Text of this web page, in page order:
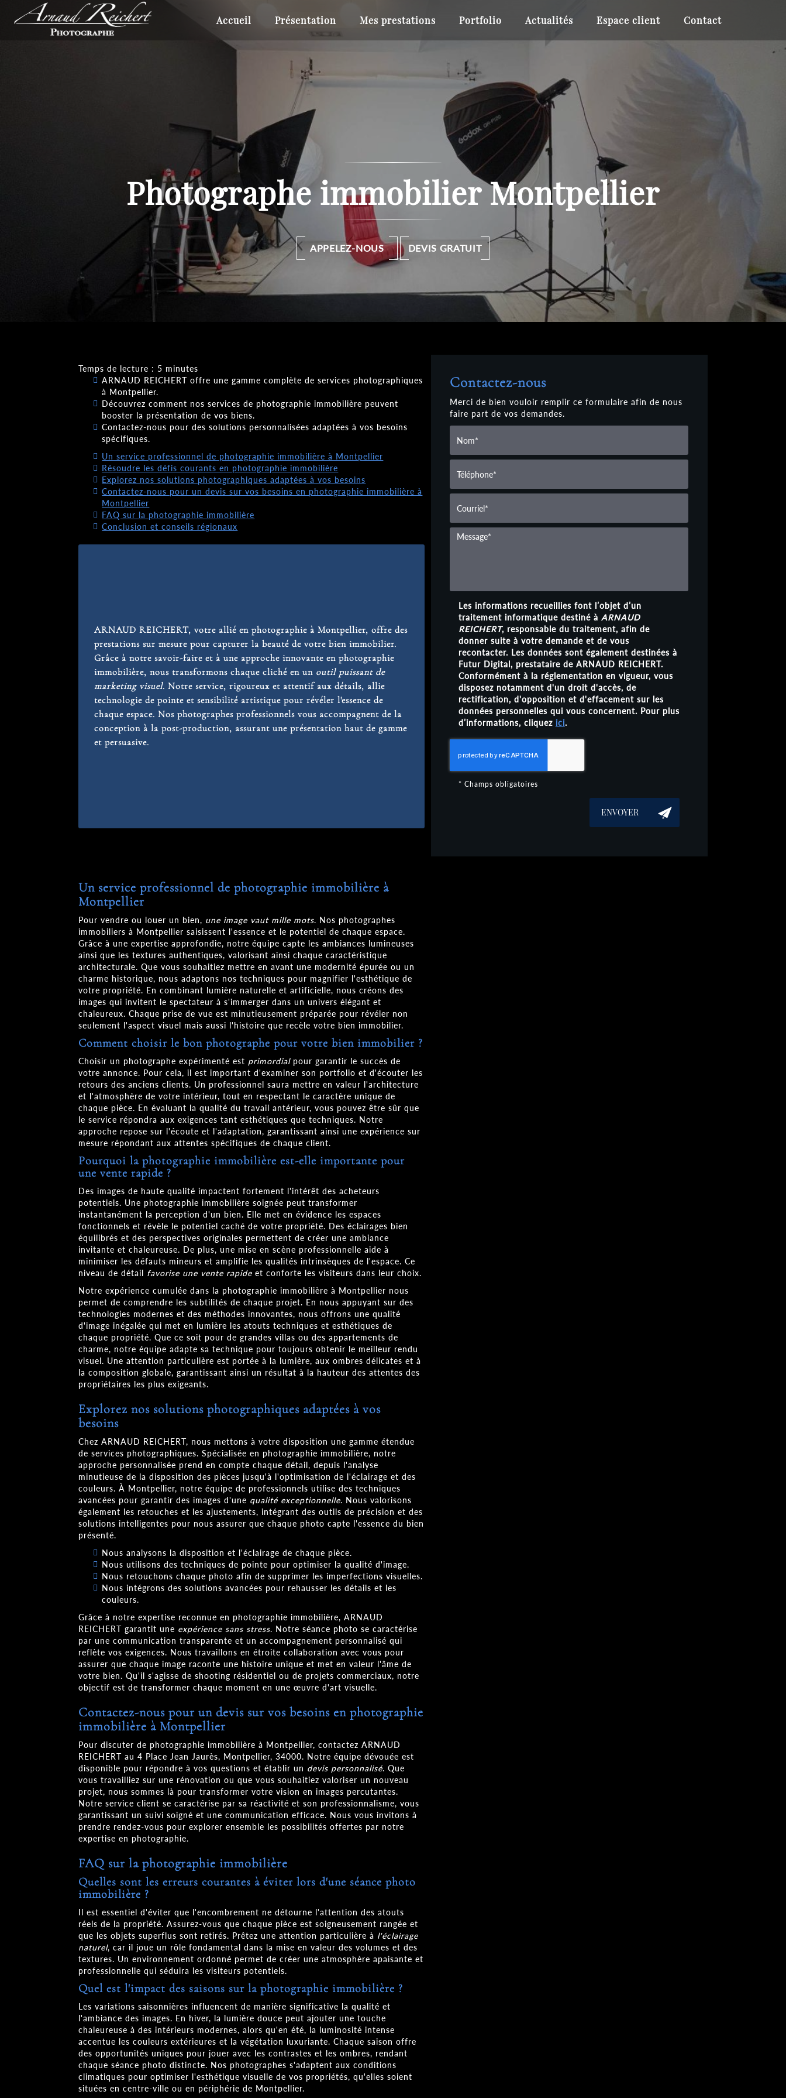
Accueil Présentation Mes prestations Portfolio Actualités Espace client Contact
Photographe immobilier Montpellier
APPELEZ-NOUS DEVIS GRATUIT
Temps de lecture : 5 minutes
ARNAUD REICHERT offre une gamme complète de services photographiques
à Montpellier.
Découvrez comment nos services de photographie immobilière peuvent
booster la présentation de vos biens.
Contactez-nous pour des solutions personnalisées adaptées à vos besoins
spécifiques.
Un service professionnel de photographie immobilière à Montpellier
Résoudre les défis courants en photographie immobilière
Explorez nos solutions photographiques adaptées à vos besoins
Contactez-nous pour un devis sur vos besoins en photographie immobilière à
Montpellier
FAQ sur la photographie immobilière
Conclusion et conseils régionaux
ARNAUD REICHERT, votre allié en photographie à Montpellier, offre des
prestations sur mesure pour capturer la beauté de votre bien immobilier.
Grâce à notre savoir-faire et à une approche innovante en photographie
immobilière, nous transformons chaque cliché en un outil puissant de
marketing visuel. Notre service, rigoureux et attentif aux détails, allie
technologie de pointe et sensibilité artistique pour révéler l'essence de
chaque espace. Nos photographes professionnels vous accompagnent de la
conception à la post-production, assurant une présentation haut de gamme
et persuasive.
Un service professionnel de photographie immobilière à
Montpellier
Pour vendre ou louer un bien, une image vaut mille mots. Nos photographes
immobiliers à Montpellier saisissent l'essence et le potentiel de chaque espace.
Grâce à une expertise approfondie, notre équipe capte les ambiances lumineuses
ainsi que les textures authentiques, valorisant ainsi chaque caractéristique
architecturale. Que vous souhaitiez mettre en avant une modernité épurée ou un
charme historique, nous adaptons nos techniques pour magnifier l'esthétique de
votre propriété. En combinant lumière naturelle et artificielle, nous créons des
images qui invitent le spectateur à s'immerger dans un univers élégant et
chaleureux. Chaque prise de vue est minutieusement préparée pour révéler non
seulement l'aspect visuel mais aussi l'histoire que recèle votre bien immobilier.
Comment choisir le bon photographe pour votre bien immobilier ?
Choisir un photographe expérimenté est primordialpour garantir le succès de
votre annonce. Pour cela, il est important d'examiner son portfolio et d'écouter les
retours des anciens clients. Un professionnel saura mettre en valeur l'architecture
et l'atmosphère de votre intérieur, tout en respectant le caractère unique de
chaque pièce. En évaluant la qualité du travail antérieur, vous pouvez être sûr que
le service répondra aux exigences tant esthétiques que techniques. Notre
approche repose sur l'écoute et l'adaptation, garantissant ainsi une expérience sur
mesure répondant aux attentes spécifiques de chaque client.
Pourquoi la photographie immobilière est-elle importante pour
une vente rapide ?
Des images de haute qualité impactent fortement l'intérêt des acheteurs
potentiels. Une photographie immobilière soignée peut transformer
instantanément la perception d'un bien. Elle met en évidence les espaces
fonctionnels et révèle le potentiel caché de votre propriété. Des éclairages bien
équilibrés et des perspectives originales permettent de créer une ambiance
invitante et chaleureuse. De plus, une mise en scène professionnelle aide à
minimiser les défauts mineurs et amplifie les qualités intrinsèques de l'espace. Ce
niveau de détail favorise une vente rapide et conforte les visiteurs dans leur choix.
Notre expérience cumulée dans la photographie immobilière à Montpellier nous
permet de comprendre les subtilités de chaque projet. En nous appuyant sur des
technologies modernes et des méthodes innovantes, nous offrons une qualité
d'image inégalée qui met en lumière les atouts techniques et esthétiques de
chaque propriété. Que ce soit pour de grandes villas ou des appartements de
charme, notre équipe adapte sa technique pour toujours obtenir le meilleur rendu
visuel. Une attention particulière est portée à la lumière, aux ombres délicates et à
la composition globale, garantissant ainsi un résultat à la hauteur des attentes des
propriétaires les plus exigeants.
Explorez nos solutions photographiques adaptées à vos
besoins
Chez ARNAUD REICHERT, nous mettons à votre disposition une gamme étendue
de services photographiques. Spécialisée en photographie immobilière, notre
approche personnalisée prend en compte chaque détail, depuis l'analyse
minutieuse de la disposition des pièces jusqu'à l'optimisation de l'éclairage et des
couleurs. À Montpellier, notre équipe de professionnels utilise des techniques
avancées pour garantir des images d'une qualité exceptionnelle. Nous valorisons
également les retouches et les ajustements, intégrant des outils de précision et des
solutions intelligentes pour nous assurer que chaque photo capte l'essence du bien
présenté.
Nous analysons la disposition et l'éclairage de chaque pièce.
Nous utilisons des techniques de pointe pour optimiser la qualité d'image.
Nous retouchons chaque photo afin de supprimer les imperfections visuelles.
Nous intégrons des solutions avancées pour rehausser les détails et les
couleurs.
Grâce à notre expertise reconnue en photographie immobilière, ARNAUD
REICHERT garantit une expérience sans stress. Notre séance photo se caractérise
par une communication transparente et un accompagnement personnalisé qui
reflète vos exigences. Nous travaillons en étroite collaboration avec vous pour
assurer que chaque image raconte une histoire unique et met en valeur l'âme de
votre bien. Qu'il s'agisse de shooting résidentiel ou de projets commerciaux, notre
objectif est de transformer chaque moment en une œuvre d'art visuelle.
Contactez-nous pour un devis sur vos besoins en photographie
immobilière à Montpellier
Pour discuter de photographie immobilière à Montpellier, contactez ARNAUD
REICHERT au 4 Place Jean Jaurès, Montpellier, 34000. Notre équipe dévouée est
disponible pour répondre à vos questions et établir un devis personnalisé. Que
vous travailliez sur une rénovation ou que vous souhaitiez valoriser un nouveau
projet, nous sommes là pour transformer votre vision en images percutantes.
Notre service client se caractérise par sa réactivité et son professionnalisme, vous
garantissant un suivi soigné et une communication efficace. Nous vous invitons à
prendre rendez-vous pour explorer ensemble les possibilités offertes par notre
expertise en photographie.
FAQ sur la photographie immobilière
Quelles sont les erreurs courantes à éviter lors d'une séance photo
immobilière ?
Il est essentiel d'éviter que l'encombrement ne détourne l'attention des atouts
réels de la propriété. Assurez-vous que chaque pièce est soigneusement rangée et
que les objets superflus sont retirés. Prêtez une attention particulière à l'éclairage
naturel, car il joue un rôle fondamental dans la mise en valeur des volumes et des
textures. Un environnement ordonné permet de créer une atmosphère apaisante et
professionnelle qui séduira les visiteurs potentiels.
Quel est l'impact des saisons sur la photographie immobilière ?
Les variations saisonnières influencent de manière significative la qualité et
l'ambiance des images. En hiver, la lumière douce peut ajouter une touche
chaleureuse à des intérieurs modernes, alors qu'en été, la luminosité intense
accentue les couleurs extérieures et la végétation luxuriante. Chaque saison offre
des opportunités uniques pour jouer avec les contrastes et les ombres, rendant
chaque séance photo distincte. Nos photographes s'adaptent aux conditions
climatiques pour optimiser l'esthétique visuelle de vos propriétés, qu'elles soient
situées en centre-ville ou en périphérie de Montpellier.
Contactez-nous
Merci de bien vouloir remplir ce formulaire afin de nous
faire part de vos demandes.
Les informations recueillies font l’objet d’un
traitement informatique destiné à ARNAUD
REICHERT, responsable du traitement, afin de
donner suite à votre demande et de vous
recontacter. Les données sont également destinées à
Futur Digital, prestataire de ARNAUD REICHERT.
Conformément à la réglementation en vigueur, vous
disposez notamment d'un droit d'accès, de
rectification, d'opposition et d'effacement sur les
données personnelles qui vous concernent. Pour plus
d’informations, cliquez ici.
* Champs obligatoires